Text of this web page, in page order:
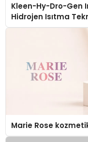
Kleen-Hy-Dro-Gen
Hidrojen Isıtma
Düzenleyici
Marie Rose